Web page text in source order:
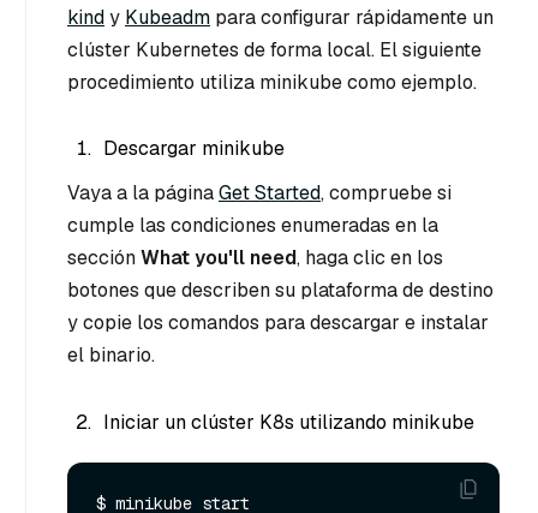
kindy Kubeadm para configurar rápidamente un
clúster Kubernetes de forma local. El siguiente
procedimiento utiliza minikube como ejemplo.
Descargar minikube
Vaya a la páginaGet Started, compruebe si
cumple las condiciones enumeradas en la
secciónWhat you'll need, haga clic en los
botones que describen su plataforma de destino
y copie los comandos para descargar e instalar
el binario.
Iniciar un clúster K8s utilizando minikube